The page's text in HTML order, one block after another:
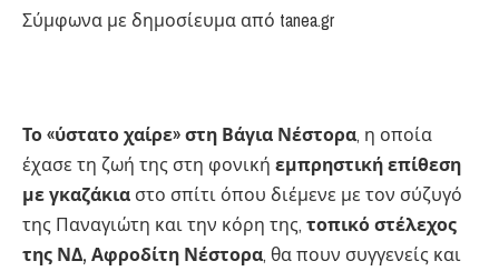
Σύμφωνα με δημοσίευμα από tanea.gr
Το «ύστατο χαίρε» στη Βάγια Νέστορα, η οποία
έχασε τη ζωή της στη φονική εμπρηστική επίθεση
με γκαζάκια στο σπίτι όπου διέμενε με τον σύζυγό
της Παναγιώτη και την κόρη της, τοπικό στέλεχος
της ΝΔ, Αφροδίτη Νέστορα, θα πουν συγγενείς και